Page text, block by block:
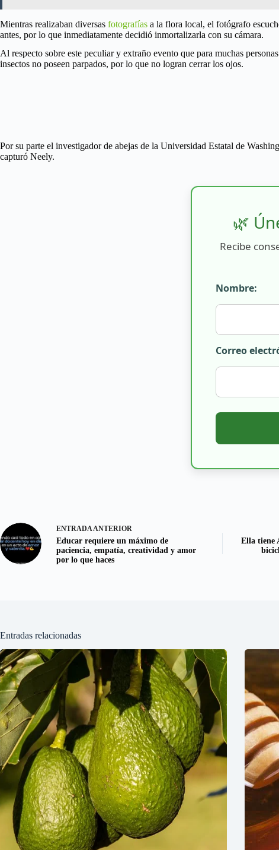
Mientras realizaban diversas fotografías a la flora local, el fotógrafo
antes, por lo que inmediatamente decidió inmortalizarla con su cámara.
Al respecto sobre este peculiar y extraño evento que para muchas
insectos no poseen parpados, por lo que no logran cerrar los ojos.
Por su parte el investigador de abejas de la Universidad Estatal de
capturó Neely.
🌿
Recibe
Nombre:
Correo
ENTRADA ANTERIOR
Educar requiere un máximo de
paciencia, empatía, creatividad y amor
por lo que haces
Ella tiene
Entradas relacionadas